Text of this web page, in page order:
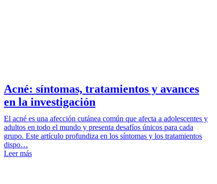
Acné: síntomas, tratamientos y avances
en la investigación
El acné es una afección cutánea común que afecta a adolescentes y
adultos en todo el mundo y presenta desafíos únicos para cada
grupo. Este artículo profundiza en los síntomas y los tratamientos
dispo…
Leer más